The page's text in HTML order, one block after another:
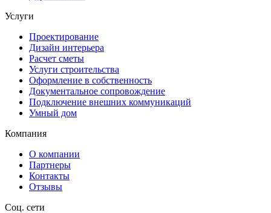
Услуги
Проектирование
Дизайн интерьера
Расчет сметы
Услуги строительства
Оформление в собственность
Документальное сопровождение
Подключение внешних коммуникаций
Умный дом
Компания
О компании
Партнеры
Контакты
Отзывы
Соц. сети